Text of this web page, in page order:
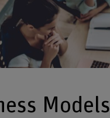
Models